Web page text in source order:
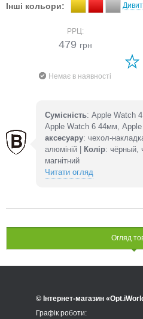
Інші кольори:
РРЦ:
479 грн
Немає в наявності
Сумісність: Apple Watch
Apple Watch 6 44мм,
аксесуару: чехол-
алюміній |
Колір: чёрный,
магнітний
Читати огляд
Огляд
© Інтернет-магазин
Графік роботи: